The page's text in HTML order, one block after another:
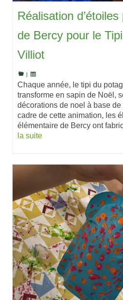
Réalisation
de Bercy pour le
Villiot
Chaque année, le tipi du
transforme en sapin de Noël,
décorations de noel à base
cadre de cette animation, les
élémentaire de Bercy ont
la suite